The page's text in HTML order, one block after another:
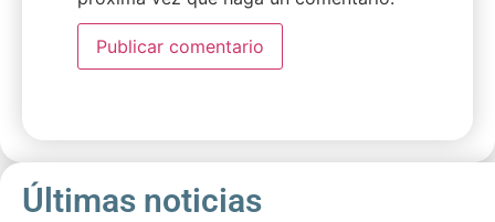
Últimas noticias